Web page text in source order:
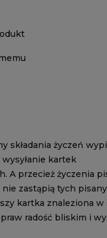
składania życzeń
kartek
A przecież życzenia
zastąpią tych
kartka znaleziona
radość bliskim i